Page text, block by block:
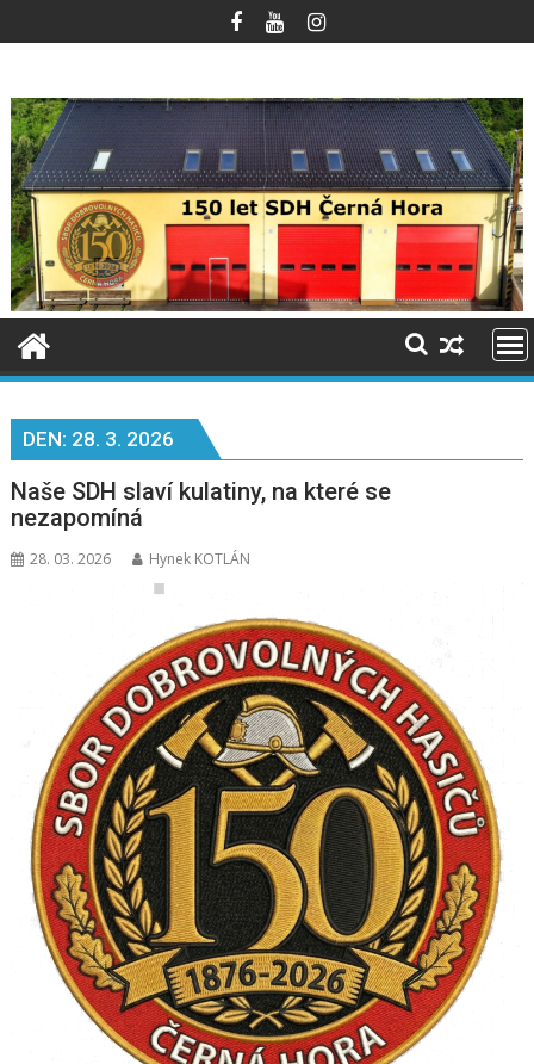
to
DEN: 28. 3. 2026
Naše SDH slaví kulatiny, na které se
nezapomíná
28. 03. 2026 Hynek KOTLÁN